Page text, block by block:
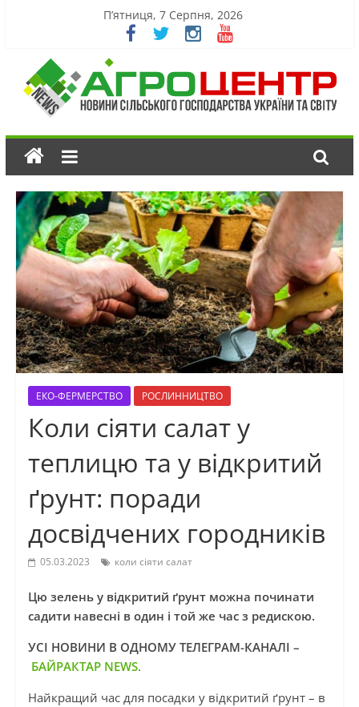
П’ятниця, 7 Серпня, 2026
ЕКО-ФЕРМЕРСТВО РОСЛИННИЦТВО
Коли сіяти салат у
теплицю та у відкритий
ґрунт: поради
досвідчених городників
05.03.2023 коли сіяти салат
Цю зелень у відкритий ґрунт можна починати
садити навесні в один і той же час з редискою.
УСІ НОВИНИ В ОДНОМУ ТЕЛЕГРАМ-КАНАЛІ –
БАЙРАКТАР NEWS.
Найкращий час для посадки у відкритий ґрунт – в